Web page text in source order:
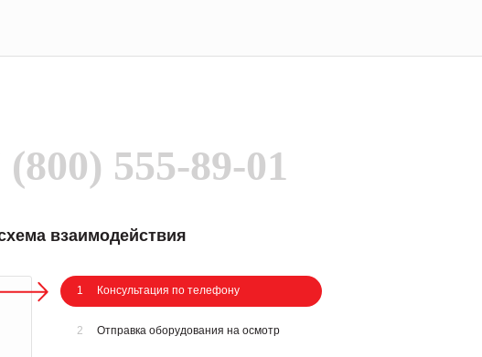
(800) 555-89-01
взаимодействия
1 Консультация по телефону
2 Отправка оборудования на осмотр